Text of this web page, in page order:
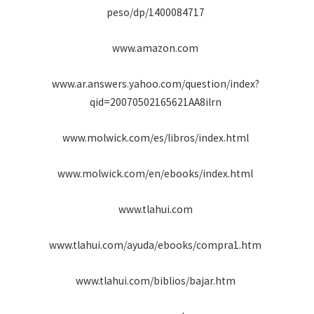
peso/dp/1400084717
www.amazon.com
www.ar.answers.yahoo.com/question/index?
qid=20070502165621AA8ilrn
www.molwick.com/es/libros/index.html
www.molwick.com/en/ebooks/index.html
www.tlahui.com
www.tlahui.com/ayuda/ebooks/compra1.htm
www.tlahui.com/biblios/bajar.htm